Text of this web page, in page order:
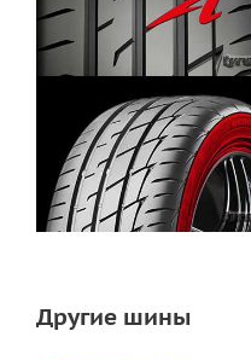
Другие шины